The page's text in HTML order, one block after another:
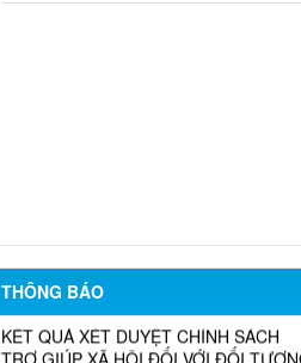
THÔNG BÁO
THÔNG BÁO NIÊM YẾT CÔNG KHAI
KẾT QUẢ XÉT DUYỆT CHÍNH SÁCH
TRỢ GIÚP XÃ HỘI ĐỐI VỚI ĐỐI TƯỢNG
BẢO TRỢ XÃ HỘI